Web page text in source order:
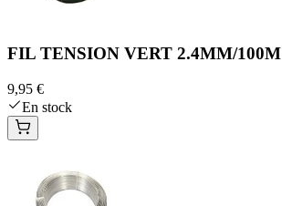
FIL TENSION VERT 2.4MM/100M
9,95 €
En stock